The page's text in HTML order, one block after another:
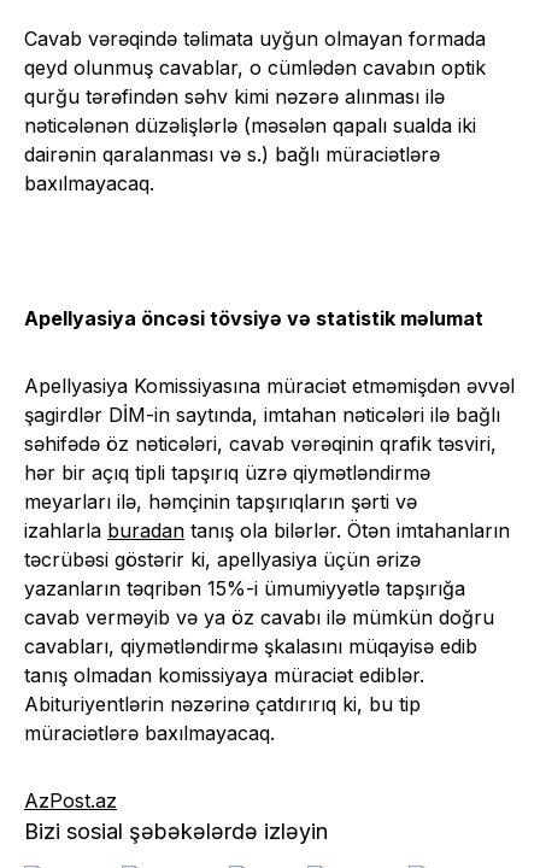
Cavab vərəqində təlimata uyğun olmayan formada
qeyd olunmuş cavablar, o cümlədən cavabın optik
qurğu tərəfindən səhv kimi nəzərə alınması ilə
nəticələnən düzəlişlərlə (məsələn qapalı sualda iki
dairənin qaralanması və s.) bağlı müraciətlərə
baxılmayacaq.
Apellyasiya öncəsi tövsiyə və statistik məlumat
Apellyasiya Komissiyasına müraciət etməmişdən əvvəl
şagirdlər DİM-in saytında, imtahan nəticələri ilə bağlı
səhifədə öz nəticələri, cavab vərəqinin qrafik təsviri,
hər bir açıq tipli tapşırıq üzrə qiymətləndirmə
meyarları ilə, həmçinin tapşırıqların şərti və
izahlarla buradan tanış ola bilərlər. Ötən imtahanların
təcrübəsi göstərir ki, apellyasiya üçün ərizə
yazanların təqribən 15%-i ümumiyyətlə tapşırığa
cavab verməyib və ya öz cavabı ilə mümkün doğru
cavabları, qiymətləndirmə şkalasını müqayisə edib
tanış olmadan komissiyaya müraciət ediblər.
Abituriyentlərin nəzərinə çatdırırıq ki, bu tip
müraciətlərə baxılmayacaq.
AzPost.az
Bizi sosial şəbəkələrdə izləyin